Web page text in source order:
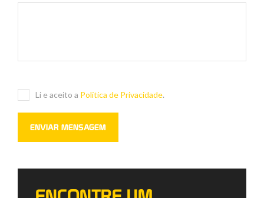
Li e aceito a Política de Privacidade.